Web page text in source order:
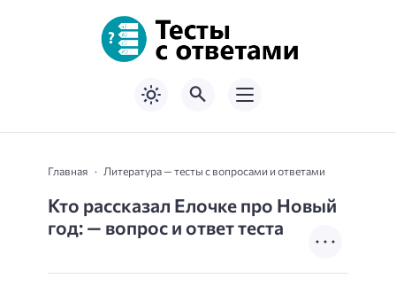
Главная Литература — тесты с вопросами и ответами
Кто рассказал Елочке про Новый
год: — вопрос и ответ теста